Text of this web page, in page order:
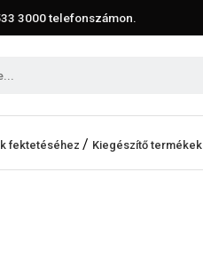
3000telefonszámon.
fektetéséhez / Kiegészítő termékek